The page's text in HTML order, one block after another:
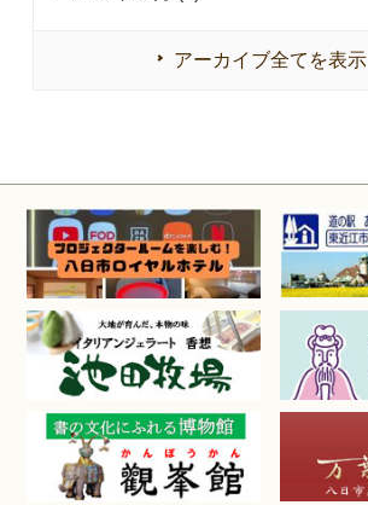
アーカイブ全てを表示